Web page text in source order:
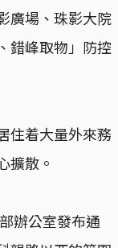
廣場、珠影大院
錯峰取物」防控
住着大量外來務
擴散。
辦公室發布通